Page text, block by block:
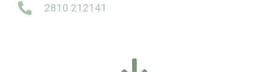
2810 212141